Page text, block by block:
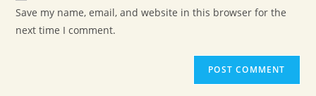
Save my name, email, and website in this browser for the
next time I comment.